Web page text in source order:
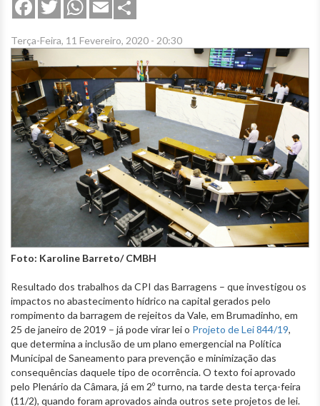
FacebookTwitterWhatsApp
Email
Terça-Feira, 11 Fevereiro, 2020 - 20:30
Foto: Karoline Barreto/ CMBH
Resultado dos trabalhos da CPI das Barragens – que investigou os
impactos no abastecimento hídrico na capital gerados pelo
rompimento da barragem de rejeitos da Vale, em Brumadinho, em
25 de janeiro de 2019 – já pode virar lei o Projeto de Lei 844/19,
que determina a inclusão de um plano emergencial na Política
Municipal de Saneamento para prevenção e minimização das
consequências daquele tipo de ocorrência. O texto foi aprovado
pelo Plenário da Câmara, já em 2º turno, na tarde desta terça-feira
(11/2), quando foram aprovados ainda outros sete projetos de lei.